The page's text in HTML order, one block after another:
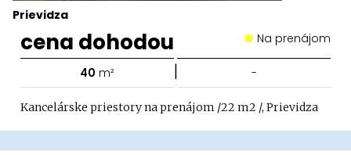
Prievidza
cena dohodou Na prenájom
40 m² | -
Kancelárske priestory na prenájom /22 m2 /, Prievidza